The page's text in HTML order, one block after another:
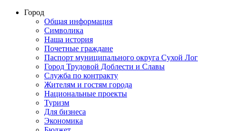
Город
Общая информация
Символика
Наша история
Почетные граждане
Паспорт муниципального округа Сухой Лог
Город Трудовой Доблести и Славы
Служба по контракту
Жителям и гостям города
Национальные проекты
Туризм
Для бизнеса
Экономика